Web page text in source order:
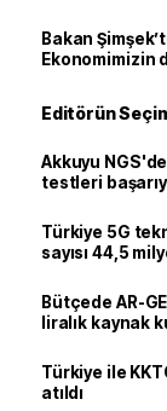
Bakan
Ekonomimizin
Editörün
Akkuyu
testleri
Türkiye 5G
sayısı 44,5
Bütçede AR-
liralık kaynak
Türkiye ile
atıldı